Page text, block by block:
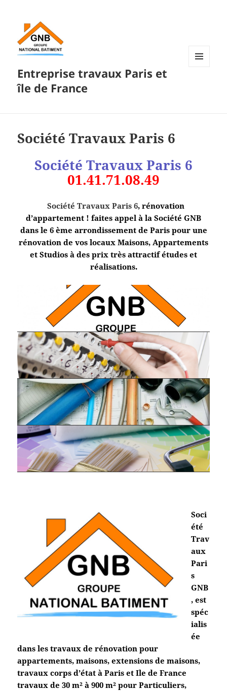
Entreprise travaux Paris et
île de France
Société Travaux Paris 6
Société Travaux Paris 6
01.41.71.08.49
Société Travaux Paris 6, rénovation
d’appartement ! faites appel à la Société GNB
dans le 6 ème arrondissement de Paris pour une
rénovation de vos locaux Maisons, Appartements
et Studios à des prix très attractif études et
réalisations.
Soci
été
Trav
aux
Pari
s
GNB
, est
spéc
ialis
ée
dans les travaux de rénovation pour
appartements, maisons, extensions de maisons,
travaux corps d’état à Paris et Ile de France
travaux de 30 m² à 900 m² pour Particuliers,